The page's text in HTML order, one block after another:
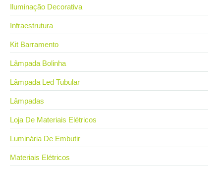
Iluminação Decorativa
Infraestrutura
Kit Barramento
Lâmpada Bolinha
Lâmpada Led Tubular
Lâmpadas
Loja De Materiais Elétricos
Luminária De Embutir
Materiais Elétricos